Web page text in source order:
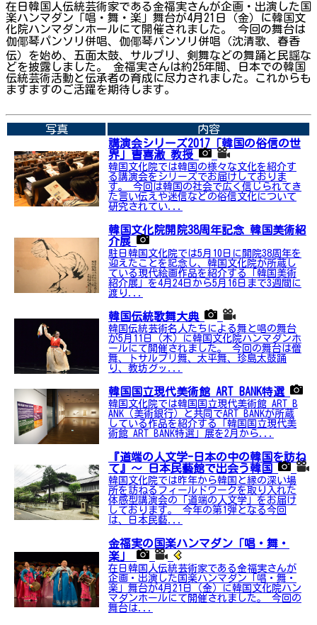
在日韓国人伝統芸術家である金福実さんが企画・出演した国
楽ハンマダン「唱・舞・楽」舞台が4月21日（金）に韓国文
化院ハンマダンホールにて開催されました。 今回の舞台は
伽倻琴パンソリ併唱、伽倻琴パンソリ併唱（沈清歌、春香
伝）を始め、五面太鼓、サルプリ、剣舞などの舞踊と民謡な
どを披露しました。 金福実さんは約25年間、日本での韓国
伝統芸術活動と伝承者の育成に尽力されました。これからも
ますますのご活躍を期待します。
写真
内容
講演会シリーズ2017「韓国の俗信の世
界」曺喜澈 教授
韓国文化院では韓国の様々な文化を紹介す
る講演会をシリーズでお届けしておりま
す。 今回は韓国の社会で広く信じられてき
た言い伝えや迷信などの俗信文化について
研究されてい...
韓国文化院開院38周年記念 韓国美術紹
介展
駐日韓国文化院では5月10日に開院38周年を
迎えたことを記念し、韓国文化院が所蔵し
ている現代絵画作品を紹介する「韓国美術
紹介展」を4月24日から5月16日まで3週間に
渡り...
韓国伝統歌舞大典
韓国伝統芸術名人たちによる舞と唱の舞台
が5月11日（木）に韓国文化院ハンマダンホ
ールにて開催されました。 今回の舞台は僧
舞、トサルプリ舞、太平舞、珍島太鼓踊
り、教坊グッ...
韓国国立現代美術館 ART BANK特選
韓国文化院では韓国国立現代美術館 ART B
ANK（美術銀行）と共同でART BANKが所蔵
している作品を紹介する「韓国国立現代美
術館 ART BANK特選」展を2月から...
『道端の人文学-日本の中の韓国を訪ね
て』～ 日本民藝館で出会う韓国
韓国文化院では昨年から韓国と縁の深い場
所を訪ねるフィールドワークを取り入れた
体感型講演会の「道端の人文学」をお届け
しております。 今年の第1弾となる今回
は、日本民藝...
金福実の国楽ハンマダン「唱・舞・
楽」
在日韓国人伝統芸術家である金福実さんが
企画・出演した国楽ハンマダン「唱・舞・
楽」舞台が4月21日（金）に韓国文化院ハン
マダンホールにて開催されました。 今回の
舞台は...